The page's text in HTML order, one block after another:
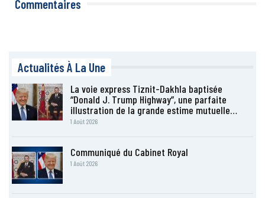
Commentaires
Actualités À La Une
La voie express Tiznit-Dakhla baptisée
“Donald J. Trump Highway”, une parfaite
illustration de la grande estime mutuelle…
1 Août 2026
Communiqué du Cabinet Royal
1 Août 2026